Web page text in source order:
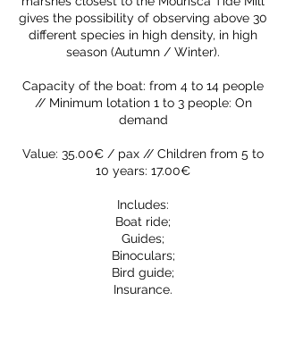
gives the possibility of observing above 30
different species in high density, in high
season (Autumn / Winter).
Capacity of the boat: from 4 to 14 people
// Minimum lotation 1 to 3 people: On
demand
Value: 35.00€ / pax // Children from 5 to
10 years: 17.00€
Includes:
Boat ride;
Guides;
Binoculars;
Bird guide;
Insurance.